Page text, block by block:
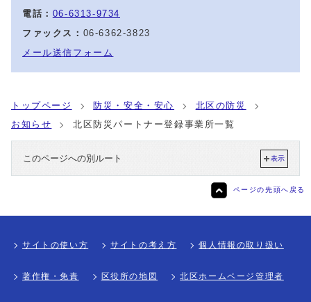
電話： 06-6313-9734
ファックス： 06-6362-3823
メール送信フォーム
トップページ 防災・安全・安心
北区の防災
お知らせ
北区防災パートナー登録事業所一覧
このページへの別ルート 表示
ページの先頭へ戻る
サイトの使い方 サイトの考え方 個人情報の取り扱い
著作権・免責 区役所の地図 北区ホームページ管理者